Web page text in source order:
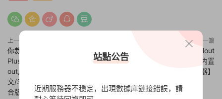
上一篇
你裁我剪！斯尼帕
Plus/Snipperclips Plus – Cut it
out, together!【官方中
文/3.64GB/本體+1.1.0+1DLC整
合版/[NSP-XCI]】
下一篇
輻射：避難所/Fallout
Shelter【v1.6.1|容量1.26GB|内置
LMAO漢化2.2|贈多項修改器】
站點公告
近期服務器不穩定，出現數據庫鏈接錯誤，請